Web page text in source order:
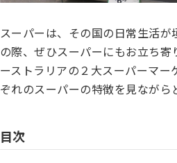
スーパーは、その国の日常生活
の際、ぜひスーパーにもお立ち
ーストラリアの２大スーパーマー
ぞれのスーパーの特徴を見なが
目次